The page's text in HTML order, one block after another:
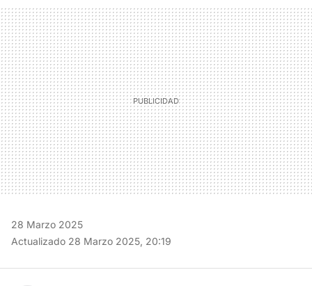
MAIL
28 Marzo 2025
Actualizado 28 Marzo 2025, 20:19